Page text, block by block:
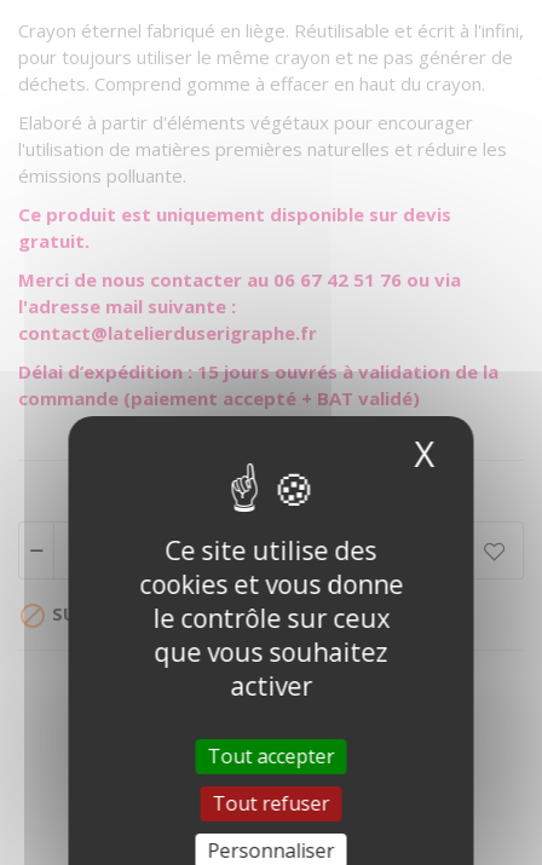
Ce site utilise des
cookies et vous donne
le contrôle sur ceux
que vous souhaitez
activer
Tout accepter
Tout refuser
Personnaliser
X
Crayon éternel fabriqué en liège. Réutilisable et écrit à l'infini,
pour toujours utiliser le même crayon et ne pas générer de
déchets. Comprend gomme à effacer en haut du crayon.
Elaboré à partir d'éléments végétaux pour encourager
l'utilisation de matières premières naturelles et réduire les
émissions polluante.
Ce produit est uniquement disponible sur devis
gratuit.
Merci de nous contacter au 06 67 42 51 76 ou via
l'adresse mail suivante :
contact@latelierduserigraphe.fr
Délai d’expédition : 15 jours ouvrés à validation de la
commande (paiement accepté + BAT validé)
Ajouter au panier
 SUR DEVIS
DESCRIPTION